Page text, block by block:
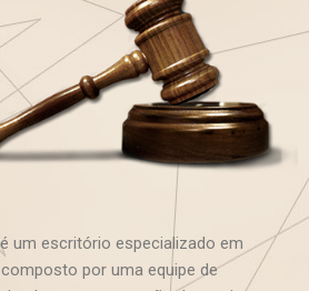
um escritório especializado em
por uma equipe de